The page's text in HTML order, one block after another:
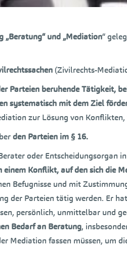
„Beratung“ und „Mediation“
(Zivilrechts-
Parteien beruhende Tätigkeit,
systematisch mit dem Ziel
zur Lösung von
den Parteien im § 16.
oder
einem Konflikt, auf den sich die
Befugnisse und mit
der Parteien tätig werden. Er
persönlich, unmittelbar und
Bedarf an Beratung,
Mediation fassen müssen, um